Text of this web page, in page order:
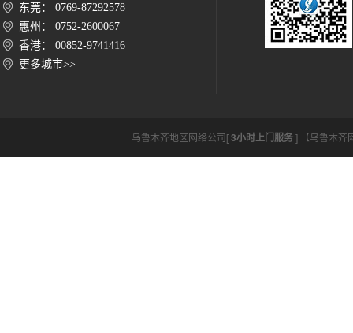
东莞： 0769-87292578
惠州： 0752-2600067
香港： 00852-9741416
更多城市>>
乌鲁木齐地区网络公司[3小时上门服务] 【乌鲁木齐